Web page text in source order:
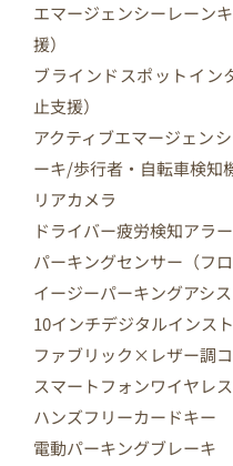
エマージェンシーレーン
援）
ブラインドスポットイン
止支援）
アクティブエマージェン
ーキ/歩行者・自転車検知
リアカメラ
ドライバー疲労検知アラ
パーキングセンサー（フ
イージーパーキングアシ
10インチデジタルインス
ファブリック×レザー調
スマートフォンワイヤレ
ハンズフリーカードキー
電動パーキングブレーキ